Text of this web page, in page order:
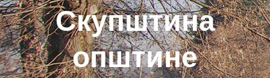
Скупштина
општине